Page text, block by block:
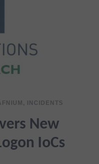
, INCIDENTS
New
IoCs